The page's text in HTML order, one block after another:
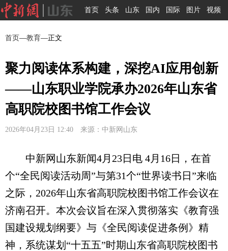
首页 头条 山东 国内 国际 图片 视频
首页—教育—正文
聚力阅读体系构建，深挖AI应用创新
——山东职业学院承办2026年山东省
高职院校图书馆工作会议
2026年04月23日 12:40 来源：中新网山东
中新网山东新闻4月23日电 4月16日，在首
个“全民阅读活动周”与第31个“世界读书日”来临
之际，2026年山东省高职院校图书馆工作会议在
济南召开。本次会议旨在深入贯彻落实《教育强
国建设规划纲要》与《全民阅读促进条例》精
神，系统谋划“十五五”时期山东省高职院校图书